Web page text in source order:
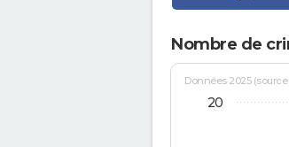
Nombre de
Données 2025
20